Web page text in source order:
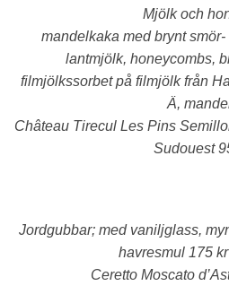
Mjölk och
mandelkaka med brynt
lantmjölk, honeycombs,
filmjölkssorbet på filmjölk från
Ä,
Château Tirecul Les Pins
Sudouest
Jordgubbar; med vaniljglass,
havresmul 175 kr
Ceretto Moscato